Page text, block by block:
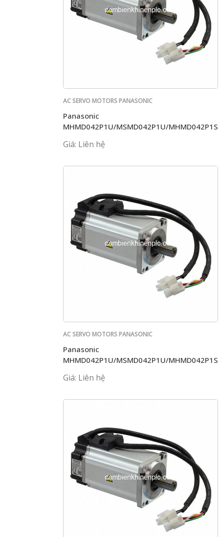
AC SERVO MOTORS PANASONIC
Panasonic
MHMD042P1U/MSMD042P1U/MHMD042P1S
Giá: Liên hệ
AC SERVO MOTORS PANASONIC
Panasonic
MHMD042P1U/MSMD042P1U/MHMD042P1S
Giá: Liên hệ